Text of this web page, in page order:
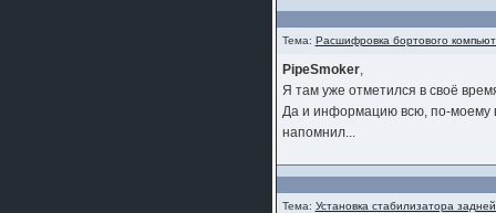
Тема: Расшифровка бортового
PipeSmoker,
Я там уже отметился в своё
Да и информацию всю, по-моему
напомнил...
Тема: Установка стабилизатора